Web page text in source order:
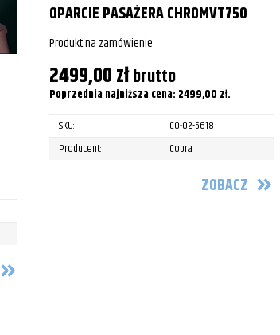
OPARCIE PASAŻERA CHROMVT750
Produkt na zamówienie
2499,00złbrutto
Poprzednia najniższa cena: 2499,00 zł.
SKU:
CO-02-5618
Producent:
Cobra
ZOBACZ